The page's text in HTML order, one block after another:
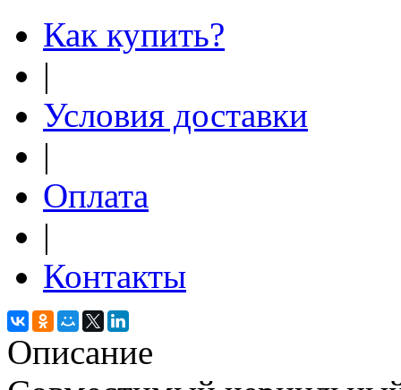
Как купить?
|
Условия доставки
|
Оплата
|
Контакты
Описание